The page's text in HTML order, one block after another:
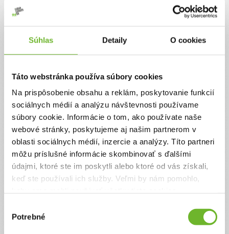
Súhlas Detaily O cookies
Táto webstránka používa súbory cookies
Na prispôsobenie obsahu a reklám, poskytovanie funkcií
sociálnych médií a analýzu návštevnosti používame
súbory cookie. Informácie o tom, ako používate naše
webové stránky, poskytujeme aj našim partnerom v
oblasti sociálnych médií, inzercie a analýzy. Títo partneri
môžu príslušné informácie skombinovať s ďalšími
údajmi, ktoré ste im poskytli alebo ktoré od vás získali,
keď ste používali ich služby. Veľmi by nám pomohlo,
súhlasu
Potrebné
Games v Šamoríne. Zapojili sme 37 detí, ich rodičov a súrodencov.
náročnou liečbou.